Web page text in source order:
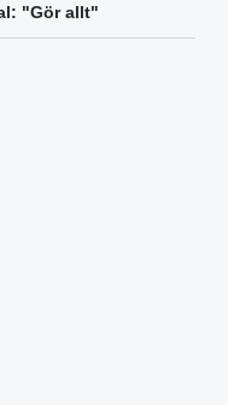
"Gör allt"